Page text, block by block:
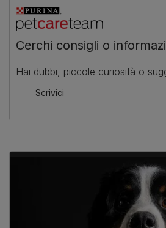
Cerchi consigli o
Hai dubbi, piccole curiosità o
Scrivici